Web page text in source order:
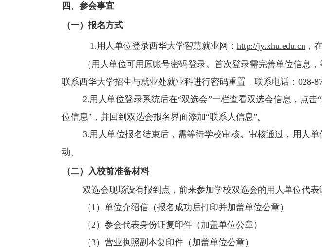
四、参会事宜
（一）报名方式
1.用人单位登录西华大学智慧就业网： http://jy.xhu.edu.cn ，
（用人单位可用原账号密码登录。首次登录需完善单位信息
联系西华大学招生与就业处就业科进行密码重置，联系电话：028-
2.用人单位登录系统后在“双选会”一栏查看双选会信息，点
位信息”，并回到双选会报名界面添加“联系人信息”。
3.用人单位报名结束后，需等待学校审核。审核通过，用人
动。
（二）入校前准备材料
双选会现场设有报到点，前来参加学校双选会的用人单位代表
（ 1 ） 单位介绍信（报名成功后打印并加盖单位公章）
（ 2 ）参会代表身份证复印件（加盖单位公章）
（3）营业执照副本复印件（加盖单位公章）